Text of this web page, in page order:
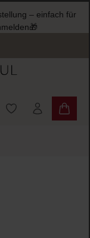
– einfach für
Du hast 0